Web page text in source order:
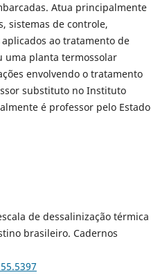
Atua principalmente
sistemas de controle,
ao tratamento de
uma planta termossolar
envolvendo o tratamento
substituto no Instituto
é professor pelo Estado
de dessalinização térmica
brasileiro. Cadernos